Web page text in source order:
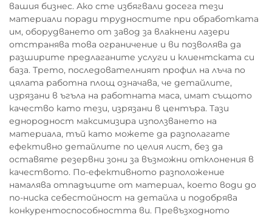
вашия бизнес. Ако сте избягвали досега тези
материали поради трудностите при обработката
им, оборудването от завод за влакнени лазери
отстранява това ограничение и ви позволява да
разширите предлаганите услуги и клиентската си
база. Трето, последователният профил на лъча по
цялата работна площ означава, че детайлите,
изрязани в ъгъла на работната маса, имат същото
качество като тези, изрязани в центъра. Тази
еднородност максимизира използването на
материала, тъй като можете да разполагате
ефективно детайлите по целия лист, без да
оставяте резервни зони за възможни отклонения в
качеството. По-ефективното разположение
намалява отпадъците от материал, което води до
по-ниска себестойност на детайла и подобрява
конкурентоспособността ви. Превъзходното